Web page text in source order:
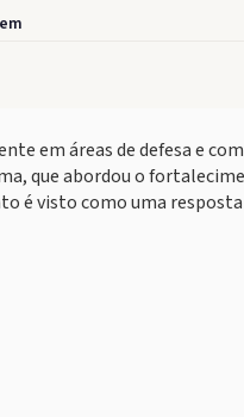
em áreas de defesa e
que abordou o
é visto como uma